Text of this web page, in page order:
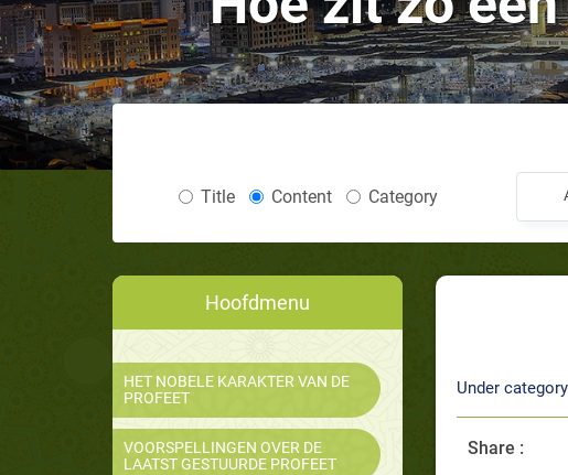
Title Content Category
Hoofdmenu
HET NOBELE KARAKTER VAN DE
PROFEET
VOORSPELLINGEN OVER DE
LAATST GESTUURDE PROFEET
Under
Share :